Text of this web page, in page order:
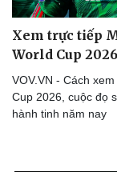
Xem trực tiếp
World Cup
VOV.VN - Cách
Cup 2026, cuộc đọ
hành tinh năm nay